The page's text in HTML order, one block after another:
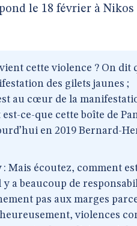
le 18 février à Nikos
vient cette violence ? On dit
des gilets jaunes ;
au cœur de la
ce-que cette boîte de
en 2019 Bernard-
: Mais écoutez, comment
y a beaucoup de
pas aux marges
violences